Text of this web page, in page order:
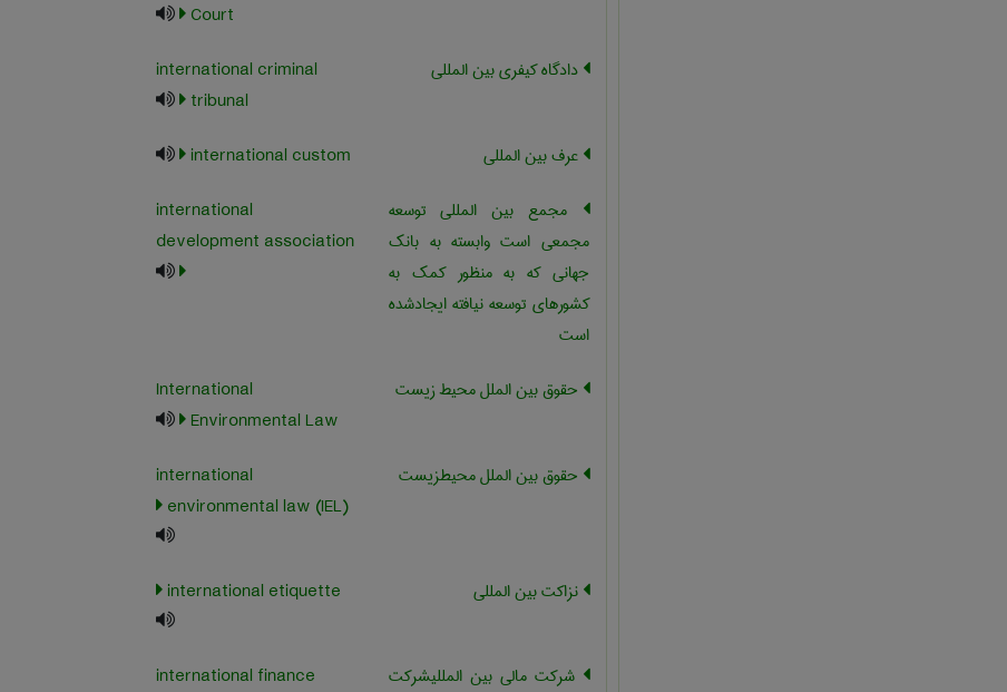
Court
دادگاه کیفری بین المللی
international criminal
tribunal
عرف بین المللی
international custom
مجمع بین المللی توسعه
مجمعی است وابسته به بانک
جهانی که به منظور کمک به
کشورهای توسعه نیافته ایجادشده
است
international
development association
حقوق بین الملل محیط زیست
International
Environmental Law
حقوق بین الملل محیطزیست
international
environmental law (IEL)
نزاکت بین المللی international etiquette
شرکت مالی بین المللیشرکت
international finance